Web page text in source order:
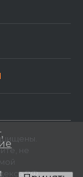
не
РФ.